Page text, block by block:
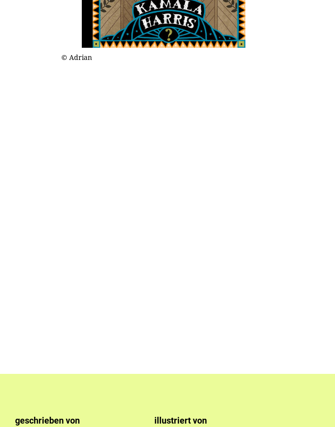
© Adrian
geschrieben von illustriert von